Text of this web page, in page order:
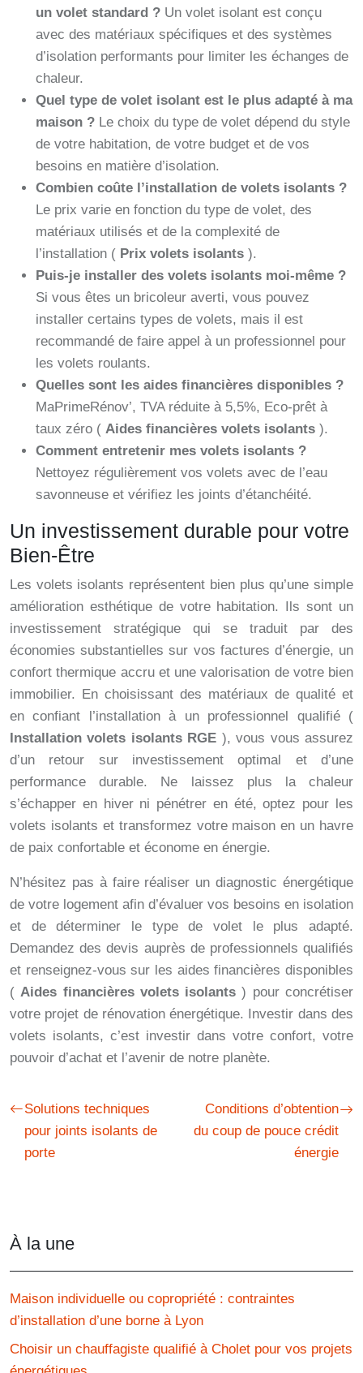
un volet standard ? Un volet isolant est conçu
avec des matériaux spécifiques et des systèmes
d’isolation performants pour limiter les échanges de
chaleur.
Quel type de volet isolant est le plus adapté à ma
maison ? Le choix du type de volet dépend du style
de votre habitation, de votre budget et de vos
besoins en matière d’isolation.
Combien coûte l’installation de volets isolants ?
Le prix varie en fonction du type de volet, des
matériaux utilisés et de la complexité de
l’installation ( Prix volets isolants ).
Puis-je installer des volets isolants moi-même ?
Si vous êtes un bricoleur averti, vous pouvez
installer certains types de volets, mais il est
recommandé de faire appel à un professionnel pour
les volets roulants.
Quelles sont les aides financières disponibles ?
MaPrimeRénov’, TVA réduite à 5,5%, Eco-prêt à
taux zéro ( Aides financières volets isolants ).
Comment entretenir mes volets isolants ?
Nettoyez régulièrement vos volets avec de l’eau
savonneuse et vérifiez les joints d’étanchéité.
Un investissement durable pour votre
Bien-Être
Les volets isolants représentent bien plus qu’une simple
amélioration esthétique de votre habitation. Ils sont un
investissement stratégique qui se traduit par des
économies substantielles sur vos factures d’énergie, un
confort thermique accru et une valorisation de votre bien
immobilier. En choisissant des matériaux de qualité et
en confiant l’installation à un professionnel qualifié (
Installation volets isolants RGE ), vous vous assurez
d’un retour sur investissement optimal et d’une
performance durable. Ne laissez plus la chaleur
s’échapper en hiver ni pénétrer en été, optez pour les
volets isolants et transformez votre maison en un havre
de paix confortable et économe en énergie.
N’hésitez pas à faire réaliser un diagnostic énergétique
de votre logement afin d’évaluer vos besoins en isolation
et de déterminer le type de volet le plus adapté.
Demandez des devis auprès de professionnels qualifiés
et renseignez-vous sur les aides financières disponibles
(Aides financières volets isolants) pour concrétiser
votre projet de rénovation énergétique. Investir dans des
volets isolants, c’est investir dans votre confort, votre
pouvoir d’achat et l’avenir de notre planète.
Solutions techniques
pour joints isolants de
porte
Conditions d’obtention
du coup de pouce crédit
énergie
À la une
Maison individuelle ou copropriété : contraintes
d’installation d’une borne à Lyon
Choisir un chauffagiste qualifié à Cholet pour vos projets